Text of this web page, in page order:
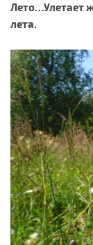
Лето…Улетает
лета.